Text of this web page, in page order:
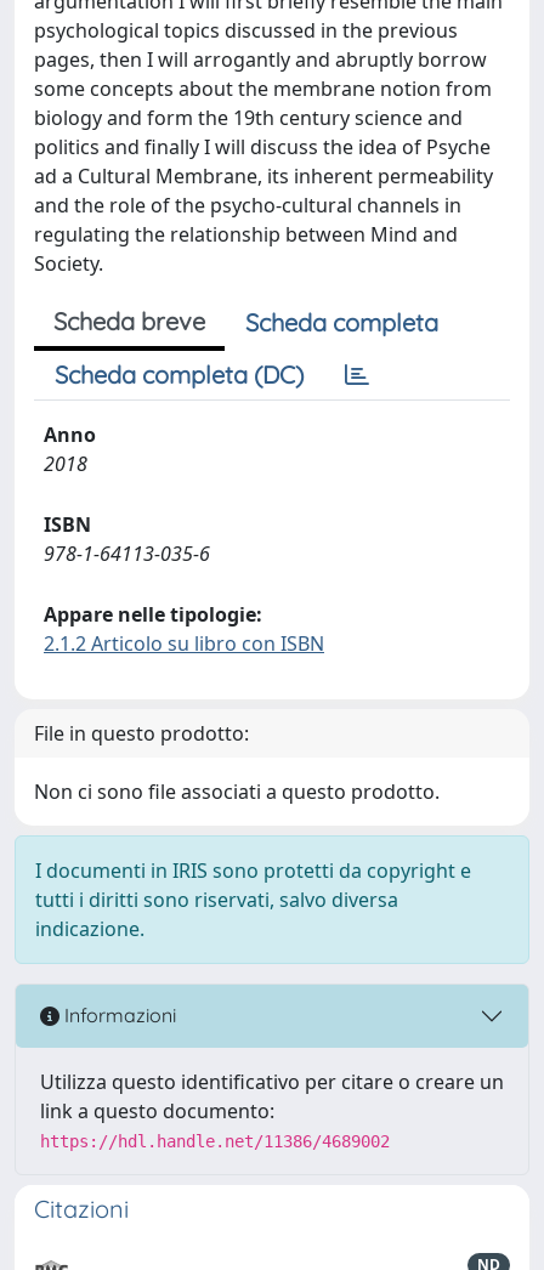
psychological topics discussed in the previous
pages, then I will arrogantly and abruptly borrow
some concepts about the membrane notion from
biology and form the 19th century science and
politics and finally I will discuss the idea of Psyche
ad a Cultural Membrane, its inherent permeability
and the role of the psycho-cultural channels in
regulating the relationship between Mind and
Society.
Scheda breve
Scheda completa
Scheda completa (DC)
Anno
2018
ISBN
978-1-64113-035-6
Appare nelle tipologie:
2.1.2 Articolo su libro con ISBN
File in questo prodotto:
Non ci sono file associati a questo prodotto.
I documenti in IRIS sono protetti da copyright e
tutti i diritti sono riservati, salvo diversa
indicazione.
Informazioni
Utilizza questo identificativo per citare o creare un
link a questo documento:
https://hdl.handle.net/11386/4689002
Citazioni
ND